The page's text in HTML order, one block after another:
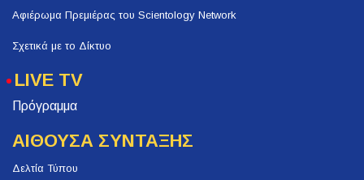
Αφιέρωμα Πρεμιέρας του Scientology Network
Σχετικά με το Δίκτυο
LIVE TV
Πρόγραμμα
ΑΙΘΟΥΣΑ ΣΥΝΤΑΞΗΣ
Δελτία Τύπου